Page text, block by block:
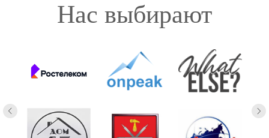
Нас выбирают